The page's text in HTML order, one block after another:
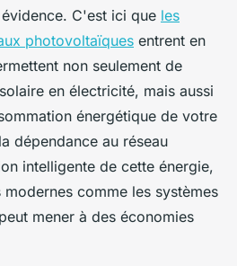
C'est ici que les
photovoltaïques entrent en
non seulement de
en électricité, mais aussi
énergétique de votre
dépendance au réseau
intelligente de cette énergie,
comme les systèmes
mener à des économies